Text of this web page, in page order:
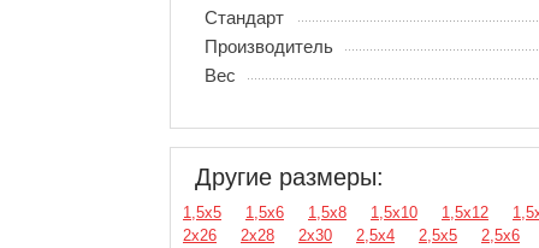
Стандарт
Производитель
Вес
Другие размеры:
1,5х5 1,5х6 1,5х8 1,5х10 1,5х12
2х26
2х28 2х30 2,5х4 2,5х5
2,5х6